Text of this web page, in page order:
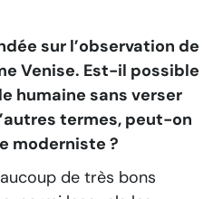
sur l’observation de
Venise. Est-il possible
humaine sans verser
termes, peut-on
moderniste ?
de très bons